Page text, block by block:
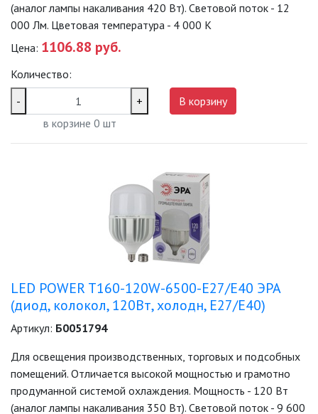
ОТВЕРТКИ
ПОДВЕСНЫЕ ЛОФТ
СВЕТИЛЬНИКИ
ЭЛЕКТРОСТАНЦИИ
ПРОТИВОМОСКИТНЫЕ ЛАМПЫ
РАЗЪЁМЫ, ПЕРЕХОДНИКИ, ТВ
ДЕЛИТЕЛИ
СЕТЕВЫЕ ФИЛЬТРЫ, СИЛОВЫЕ
РАЗЪЕМЫ И УДЛИНИТЕЛИ,
ТРОЙНИКИ И КОЛОДКИ, ВИЛКИ
СИСТЕМЫ ПОЛИВА
ТОЧЕЧНЫЕ СВЕТИЛЬНИКИ
(аналог лампы накаливания 420 Вт). Световой поток - 12
000 Лм. Цветовая температура - 4 000 К
Цена: 1106.88 руб.
Количество:
-
+
в корзине 0 шт
В корзину
LED POWER T160-120W-6500-E27/E40 ЭРА
(диод, колокол, 120Вт, холодн, E27/E40)
Артикул: Б0051794
Для освещения производственных, торговых и подсобных
помещений. Отличается высокой мощностью и грамотно
продуманной системой охлаждения. Мощность - 120 Вт
(аналог лампы накаливания 350 Вт). Световой поток - 9 600